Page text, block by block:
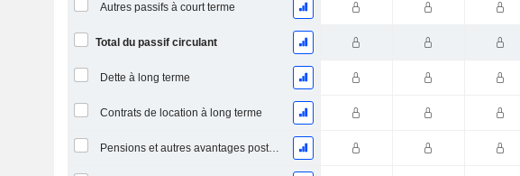
Autres passifs à court terme
Total du passif circulant
Dette à long terme
Contrats de location à long terme
Pensions et autres avantages postérieurs à l'emploi